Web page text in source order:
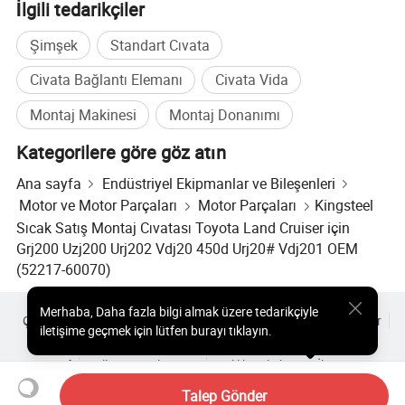
İlgili tedarikçiler
Şimşek
Standart Cıvata
Civata Bağlantı Elemanı
Civata Vida
Montaj Makinesi
Montaj Donanımı
Kategorilere göre göz atın
Ana sayfa
Endüstriyel Ekipmanlar ve Bileşenleri
Motor ve Motor Parçaları
Motor Parçaları
Kingsteel
Sıcak Satış Montaj Cıvatası Toyota Land Cruiser için
Grj200 Uzj200 Urj202 Vdj20 450d Urj20# Vdj201 OEM
(52217-60070)
Talep Gönder
Merhaba, Daha fazla bilgi almak üzere tedarikçiyle
iletişime geçmek için lütfen burayı tıklayın.
Çok Satılan Ürünler Sıcak Ürünler Fiyatı
Toptan Sıcak Ürünler
Yıldız alıcı
PC Sitesi
Analizler
Zarf
Kullanıcı Sözleşmesi Gizlilik Politikası
İletişim
Copyright © 2026 Focus Technology Co., Ltd. All Rights Reserved